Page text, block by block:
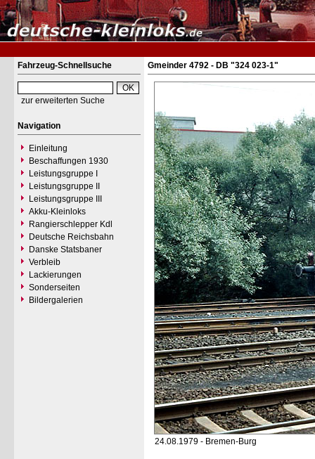
Fahrzeug-Schnellsuche
zur erweiterten Suche
Navigation
Einleitung
Beschaffungen 1930
Leistungsgruppe I
Leistungsgruppe II
Leistungsgruppe III
Akku-Kleinloks
Rangierschlepper Kdl
Deutsche Reichsbahn
Danske Statsbaner
Verbleib
Lackierungen
Sonderseiten
Bildergalerien
Gmeinder 4792 - DB "324 023-1"
24.08.1979 - Bremen-Burg